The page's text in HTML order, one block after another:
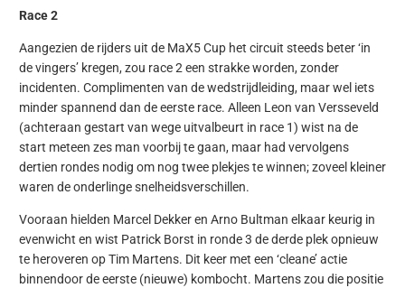
Race 2
Aangezien de rijders uit de MaX5 Cup het circuit steeds beter ‘in
de vingers’ kregen, zou race 2 een strakke worden, zonder
incidenten. Complimenten van de wedstrijdleiding, maar wel iets
minder spannend dan de eerste race. Alleen Leon van Versseveld
(achteraan gestart van wege uitvalbeurt in race 1) wist na de
start meteen zes man voorbij te gaan, maar had vervolgens
dertien rondes nodig om nog twee plekjes te winnen; zoveel kleiner
waren de onderlinge snelheidsverschillen.
Vooraan hielden Marcel Dekker en Arno Bultman elkaar keurig in
evenwicht en wist Patrick Borst in ronde 3 de derde plek opnieuw
te heroveren op Tim Martens. Dit keer met een ‘cleane’ actie
binnendoor de eerste (nieuwe) kombocht. Martens zou die positie